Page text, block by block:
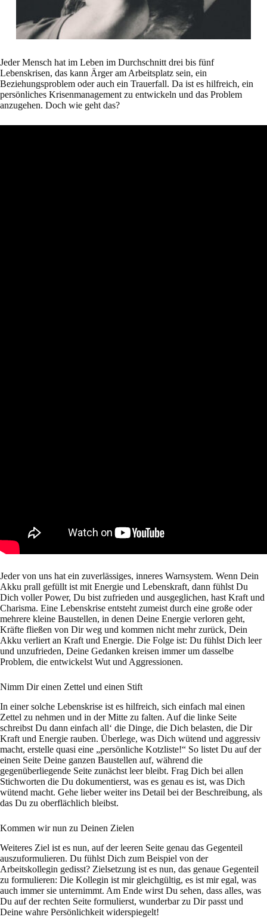
Jeder Mensch hat im Leben im Durchschnitt drei bis fünf
Lebenskrisen, das kann Ärger am Arbeitsplatz sein, ein
Beziehungsproblem oder auch ein Trauerfall. Da ist es hilfreich, ein
persönliches Krisenmanagement zu entwickeln und das Problem
anzugehen. Doch wie geht das?
Jeder von uns hat ein zuverlässiges, inneres Warnsystem. Wenn Dein
Akku prall gefüllt ist mit Energie und Lebenskraft, dann fühlst Du
Dich voller Power, Du bist zufrieden und ausgeglichen, hast Kraft und
Charisma. Eine Lebenskrise entsteht zumeist durch eine große oder
mehrere kleine Baustellen, in denen Deine Energie verloren geht,
Kräfte fließen von Dir weg und kommen nicht mehr zurück, Dein
Akku verliert an Kraft und Energie. Die Folge ist: Du fühlst Dich leer
und unzufrieden, Deine Gedanken kreisen immer um dasselbe
Problem, die entwickelst Wut und Aggressionen.
Nimm Dir einen Zettel und einen Stift
In einer solche Lebenskrise ist es hilfreich, sich einfach mal einen
Zettel zu nehmen und in der Mitte zu falten. Auf die linke Seite
schreibst Du dann einfach all‘ die Dinge, die Dich belasten, die Dir
Kraft und Energie rauben. Überlege, was Dich wütend und aggressiv
macht, erstelle quasi eine „persönliche Kotzliste!“ So listet Du auf der
einen Seite Deine ganzen Baustellen auf, während die
gegenüberliegende Seite zunächst leer bleibt. Frag Dich bei allen
Stichworten die Du dokumentierst, was es genau es ist, was Dich
wütend macht. Gehe lieber weiter ins Detail bei der Beschreibung, als
das Du zu oberflächlich bleibst.
Kommen wir nun zu Deinen Zielen
Weiteres Ziel ist es nun, auf der leeren Seite genau das Gegenteil
auszuformulieren. Du fühlst Dich zum Beispiel von der
Arbeitskollegin gedisst? Zielsetzung ist es nun, das genaue Gegenteil
zu formulieren: Die Kollegin ist mir gleichgültig, es ist mir egal, was
auch immer sie unternimmt. Am Ende wirst Du sehen, dass alles, was
Du auf der rechten Seite formulierst, wunderbar zu Dir passt und
Deine wahre Persönlichkeit widerspiegelt!